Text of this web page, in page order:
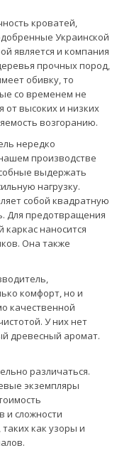
кроватей,
Украинской
является и компания
прочных пород,
обивку, то
со временем не
от высоких и низких
возгоранию.
нередко
производстве
выдержать
нагрузку.
собой квадратную
Для предотвращения
наносится
Она также
комфорт, но и
качественной
У них нет
древесный аромат.
различаться.
экземпляры
и сложности
как узоры и